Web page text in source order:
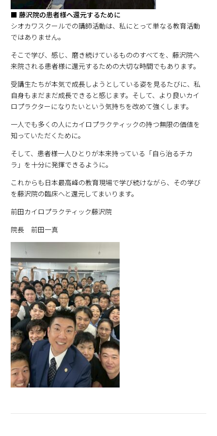
■ 藤沢院の患者様へ還元するために
シオカワスクールでの講師活動は、私にとって単なる教育活動
ではありません。
そこで学び、感じ、磨き続けているもののすべてを、藤沢院へ
来院される患者様に還元するための大切な時間でもあります。
受講生たちが本気で成長しようとしている姿を見るたびに、私
自身もまだまだ成長できると感じます。そして、より良いカイ
ロプラクターになりたいという気持ちを改めて強くします。
一人でも多くの人にカイロプラクティックの持つ無限の価値を
知っていただくために。
そして、患者様一人ひとりが本来持っている「自ら治るチカ
ラ」を十分に発揮できるように。
これからも日本最高峰の教育現場で学び続けながら、その学び
を藤沢院の臨床へと還元してまいります。
前田カイロプラクティック藤沢院
院長 前田一真